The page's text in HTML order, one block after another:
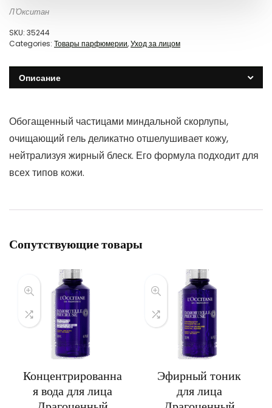
Л'Окситан
SKU: 35244
Categories: Товары парфюмерии,Уход за лицом
Описание
Обогащенный частицами миндальной скорлупы,
очищающий гель деликатно отшелушивает кожу,
нейтрализуя жирный блеск. Его формула подходит для
всех типов кожи.
Сопутствующие товары
Концентрированна
я вода для лица
Эфирный тоник
для лица